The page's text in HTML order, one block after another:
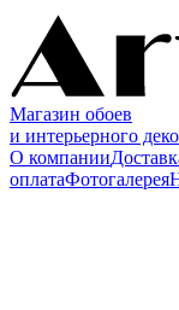
Магазин обоев
и интерьерного
О компании
оплатаФотогалерея